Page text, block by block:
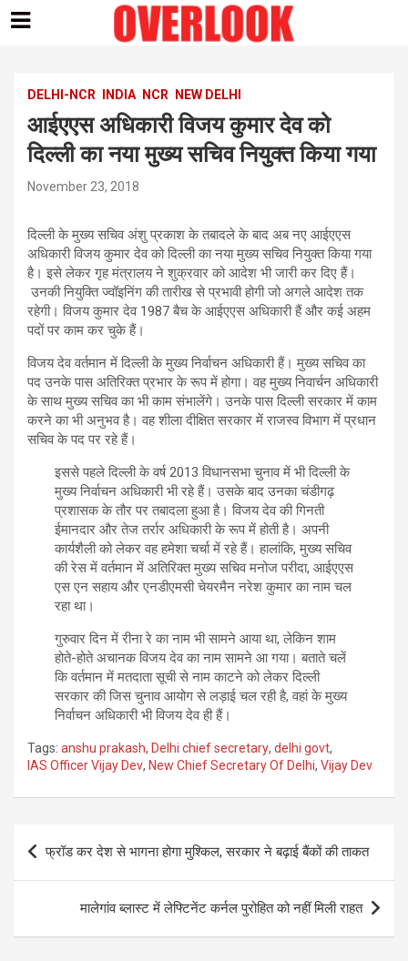
contentDELHI-NCR INDIA NCR NEW DELHI
आईएएस अधिकारी विजय कुमार देव को
दिल्ली का नया मुख्य सचिव नियुक्त किया गया
November 23, 2018
दिल्ली के मुख्य सचिव अंशु प्रकाश के तबादले के बाद अब नए आईएएस
अधिकारी विजय कुमार देव को दिल्ली का नया मुख्य सचिव नियुक्त किया गया
है। इसे लेकर गृह मंत्रालय ने शुक्रवार को आदेश भी जारी कर दिए हैं।
उनकी नियुक्ति ज्वॉइनिंग की तारीख से प्रभावी होगी जो अगले आदेश तक
रहेगी। विजय कुमार देव 1987 बैच के आईएएस अधिकारी हैं और कई अहम
पदों पर काम कर चुके हैं।
विजय देव वर्तमान में दिल्ली के मुख्य निर्वाचन अधिकारी हैं। मुख्य सचिव का
पद उनके पास अतिरिक्त प्रभार के रूप में होगा। वह मुख्य निवार्चन अधिकारी
के साथ मुख्य सचिव का भी काम संभालेंगे। उनके पास दिल्ली सरकार में काम
करने का भी अनुभव है। वह शीला दीक्षित सरकार में राजस्व विभाग में प्रधान
सचिव के पद पर रहे हैं।
इससे पहले दिल्ली के वर्ष 2013 विधानसभा चुनाव में भी दिल्ली के
मुख्य निर्वाचन अधिकारी भी रहे हैं। उसके बाद उनका चंडीगढ़
प्रशासक के तौर पर तबादला हुआ है। विजय देव की गिनती
ईमानदार और तेज तर्रार अधिकारी के रूप में होती है। अपनी
कार्यशैली को लेकर वह हमेशा चर्चा में रहे हैं। हालांकि, मुख्य सचिव
की रेस में वर्तमान में अतिरिक्त मुख्य सचिव मनोज परीदा, आईएएस
एस एन सहाय और एनडीएमसी चेयरमैन नरेश कुमार का नाम चल
रहा था।
गुरुवार दिन में रीना रे का नाम भी सामने आया था, लेकिन शाम
होते-होते अचानक विजय देव का नाम सामने आ गया। बताते चलें
कि वर्तमान में मतदाता सूची से नाम काटने को लेकर दिल्ली
सरकार की जिस चुनाव आयोग से लड़ाई चल रही है, वहां के मुख्य
निर्वाचन अधिकारी भी विजय देव ही हैं।
Tags: anshu prakash, Delhi chief secretary, delhi govt,
IAS Officer Vijay Dev, New Chief Secretary Of Delhi, Vijay Dev
Post
navigation
फ्रॉड कर देश से भागना होगा मुश्किल, सरकार ने बढ़ाई बैंकों की ताकत
मालेगांव ब्लास्ट में लेफ्टिनेंट कर्नल पुरोहित को नहीं मिली राहत